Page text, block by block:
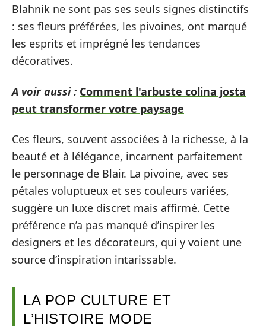
Blahnik ne sont pas ses seuls signes distinctifs
: ses fleurs préférées, les pivoines, ont marqué
les esprits et imprégné les tendances
décoratives.
A voir aussi : Comment l'arbuste colina josta
peut transformer votre paysage
Ces fleurs, souvent associées à la richesse, à la
beauté et à lélégance, incarnent parfaitement
le personnage de Blair. La pivoine, avec ses
pétales voluptueux et ses couleurs variées,
suggère un luxe discret mais affirmé. Cette
préférence n’a pas manqué d’inspirer les
designers et les décorateurs, qui y voient une
source d’inspiration intarissable.
LA POP CULTURE ET
L’HISTOIRE MODE